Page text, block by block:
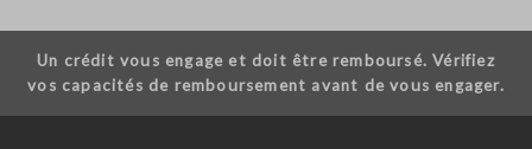
Un crédit vous engage et doit être remboursé. Vérifiez
vos capacités de remboursement avant de vous engager.